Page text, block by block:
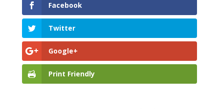
Facebook
Twitter
Google+
Print Friendly